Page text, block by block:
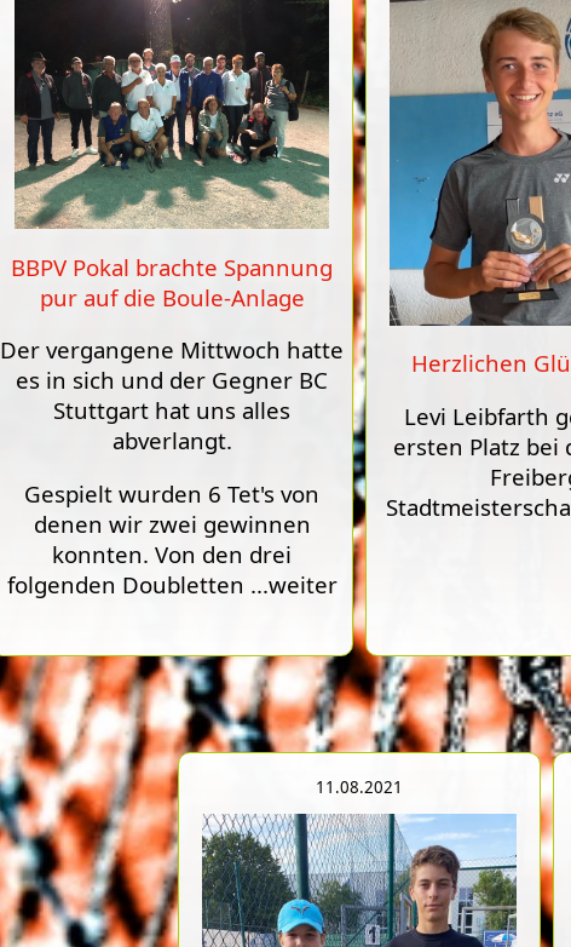
BBPV Pokal brachte Spannung
pur auf die Boule-Anlage
Der vergangene Mittwoch hatte
es in sich und der Gegner BC
Stuttgart hat uns alles
abverlangt.
Gespielt wurden 6 Tet's von
denen wir zwei gewinnen
konnten. Von den drei
folgenden Doubletten ...weiter
Herzlichen
Levi Leibfarth
ersten Platz bei
11.08.2021